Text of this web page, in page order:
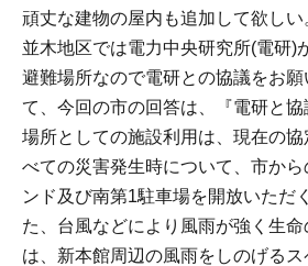
頑丈な建物の屋内も追加して欲しい
並木地区では電力中央研究所(電研)
避難場所なので電研との協議をお
て、今回の市の回答は、『電研と
場所としての施設利用は、現在の
べての災害発生時について、市か
ンド及び南第1駐車場を開放いただ
た、台風などにより風雨が強く生
は、新本館周辺の風雨をしのげる